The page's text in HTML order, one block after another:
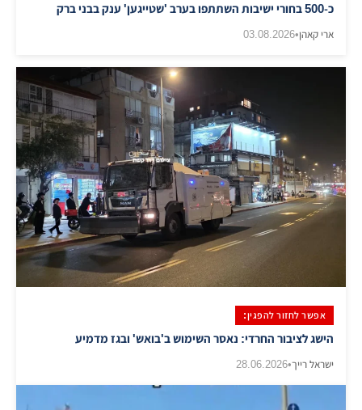
כ-500 בחורי ישיבות השתתפו בערב 'שטייגען' ענק בבני ברק
ארי קאהן•
03.08.2026
אפשר לחזור להפגין:
הישג לציבור החרדי: נאסר השימוש ב'בואש' ובגז מדמיע
ישראל רייך•
28.06.2026